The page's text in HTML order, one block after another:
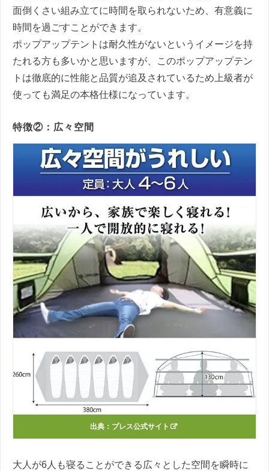
面倒くさい組み立てに時間を取られないため、有意義に
時間を過ごすことができます。
ポップアップテントは耐久性がないというイメージを持
たれる方も多いかと思いますが、このポップアップテン
トは徹底的に性能と品質が追及されているため上級者が
使っても満足の本格仕様になっています。
特徴②：広々空間
出典： プレス公式サイト
大人が6人も寝ることができる広々とした空間を瞬時に